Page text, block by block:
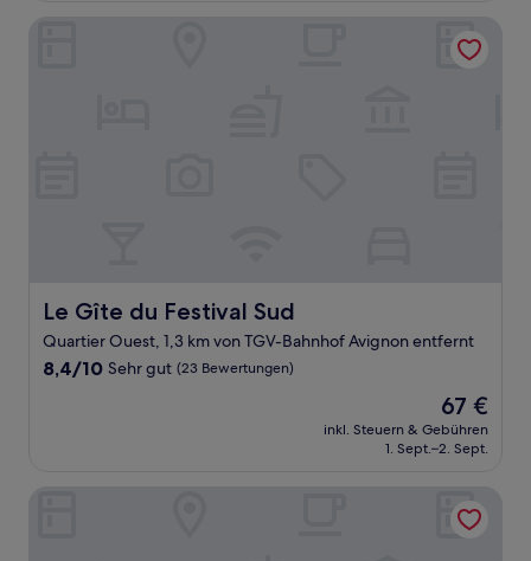
Le Gîte du Festival Sud
Le Gîte du Festival Sud
Quartier Ouest, 1,3 km von TGV-Bahnhof Avignon entfernt
8.4
Bewertungen)
8,4/10 Sehr gut (23 Bewertungen)
Der
Preis
beträgt
67 €
inkl. Steuern & Gebühren
1. Sept.–2. Sept.